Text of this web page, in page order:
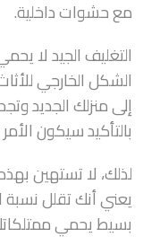
مع حشوات داخلية.
التغليف الجيد لا
الشكل الخارجي
إلى منزلك الجديد
بالتأكيد سيكون
لذلك، لا تستهين
يعني أنك تقلل نسبة
بسيط يحمي